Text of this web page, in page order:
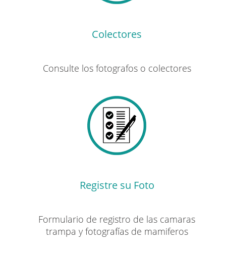
Colectores
Consulte los fotografos o colectores
Registre su Foto
Formulario de registro de las camaras
trampa y fotografías de mamiferos